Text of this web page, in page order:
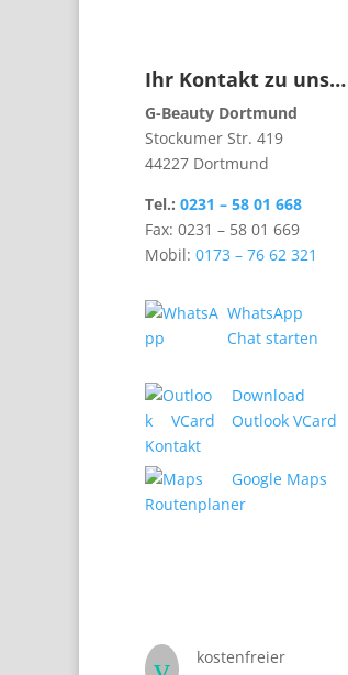
Ihr Kontakt zu uns…
G-Beauty Dortmund
Stockumer Str. 419
44227 Dortmund
Tel.: 0231 – 58 01 668
Fax: 0231 – 58 01 669
Mobil: 0173 – 76 62 321
WhatsApp
Chat starten
Download
Outlook VCard
Google Maps
Routenplaner
kostenfreier